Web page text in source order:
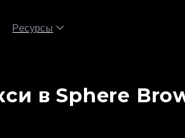
Ресурсы
в Sphere